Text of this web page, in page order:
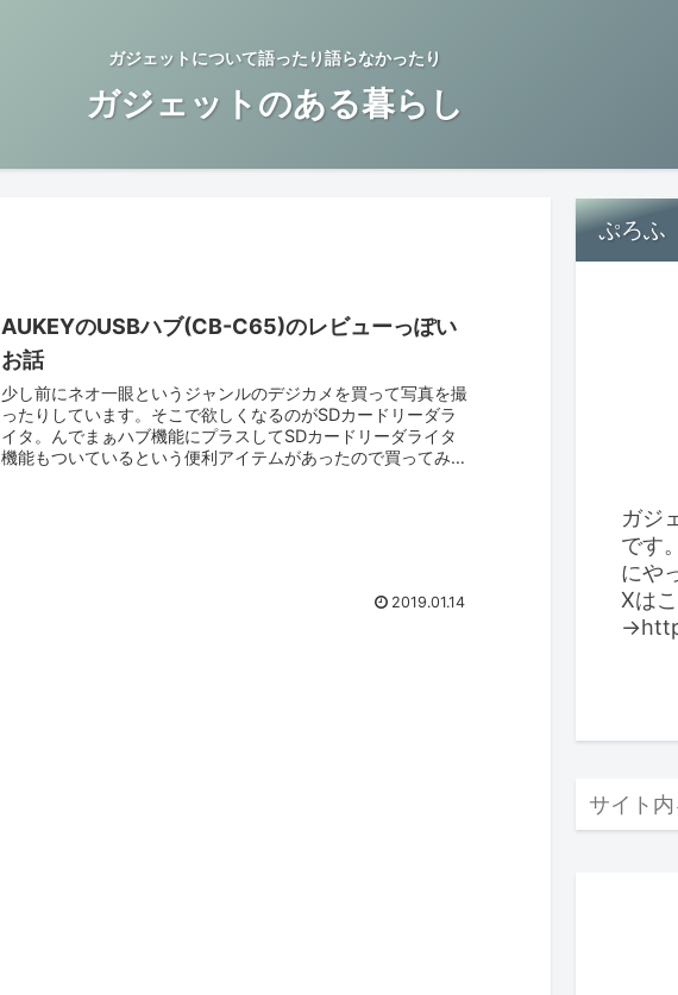
ガジェットについて語ったり語らなかったり
ガジェットのある暮らし
AUKEYのUSBハブ(CB-C65)のレビューっぽい
お話
少し前にネオ一眼というジャンルのデジカメを買って写真を撮
ったりしています。そこで欲しくなるのがSDカードリーダラ
イタ。んでまぁハブ機能にプラスしてSDカードリーダライタ
機能もついているという便利アイテムがあったので買ってみま
2019.01.14
ぷろふ
ガジ
です
にや
Xは